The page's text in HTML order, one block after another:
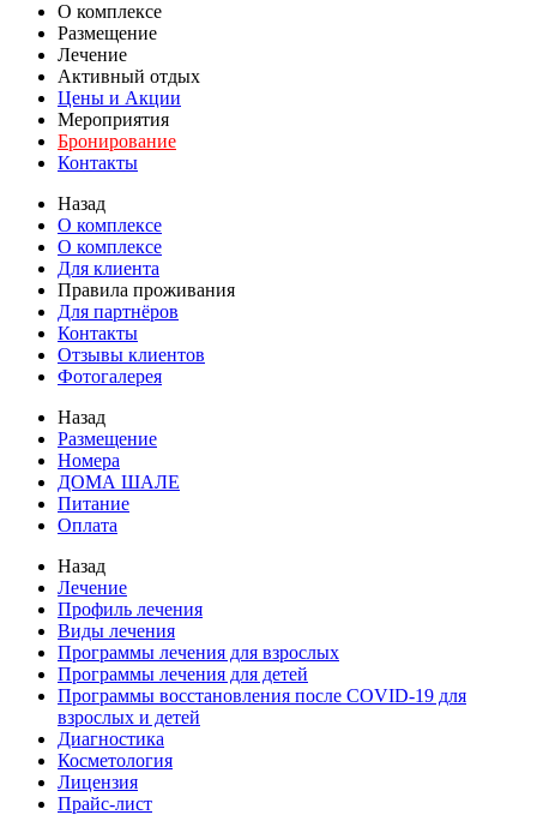
О комплексе
Размещение
Лечение
Активный отдых
Цены и Акции
Мероприятия
Бронирование
Контакты
Назад
О комплексе
О комплексе
Для клиента
Правила проживания
Для партнёров
Контакты
Отзывы клиентов
Фотогалерея
Назад
Размещение
Номера
ДОМА ШАЛЕ
Питание
Оплата
Назад
Лечение
Профиль лечения
Виды лечения
Программы лечения для взрослых
Программы лечения для детей
Программы восстановления после COVID-19 для
взрослых и детей
Диагностика
Косметология
Лицензия
Прайс-лист